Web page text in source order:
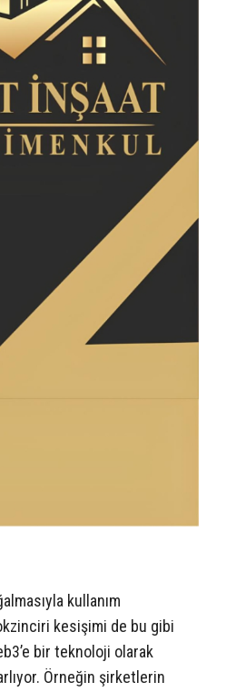
kullanım
kesişimi de bu gibi
bir teknoloji olarak
Örneğin şirketlerin